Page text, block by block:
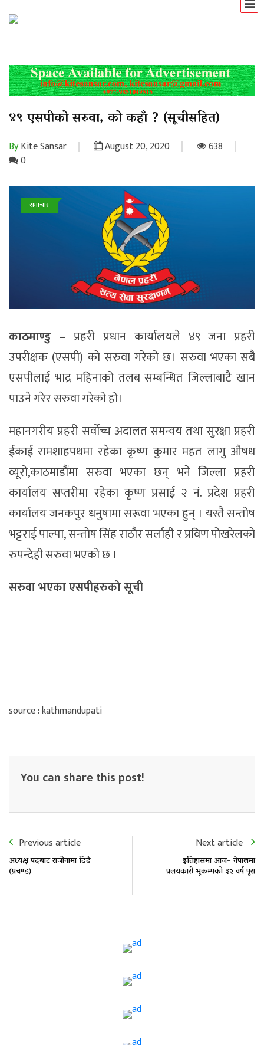
४९ एसपीको सरुवा, को कहाँ ? (सूचीसहित)
ByKite Sansar August 20, 2020
638
0
समाचार
काठमाण्डु – प्रहरी प्रधान कार्यालयले ४९ जना प्रहरी
उपरीक्षक (एसपी) को सरुवा गरेको छ। सरुवा भएका सबै
एसपीलाई भाद्र महिनाको तलब सम्बन्धित जिल्लाबाटै खान
पाउने गरेर सरुवा गरेको हो।
महानगरीय प्रहरी सर्वोच्च अदालत समन्वय तथा सुरक्षा प्रहरी
ईकाई रामशाहपथमा रहेका कृष्ण कुमार महत लागु औषध
व्यूरो,काठमाडौंमा सरुवा भएका छन् भने जिल्ला प्रहरी
कार्यालय सप्तरीमा रहेका कृष्ण प्रसाई २ नं. प्रदेश प्रहरी
कार्यालय जनकपुर धनुषामा सरूवा भएका हुन् । यस्तै सन्तोष
भट्टराई पाल्पा, सन्तोष सिंह राठौर सर्लाही र प्रविण पोखरेलको
रुपन्देही सरुवा भएको छ ।
सरुवा भएका एसपीहरुको सूची
source : kathmandupati
You can share this post!
Previous article
अध्यक्ष पदबाट राजीनामा दिदै
(प्रचण्ड)
Next article
इतिहासमा आज– नेपालमा
प्रलयकारी भूकम्पको ३२ वर्ष पूरा